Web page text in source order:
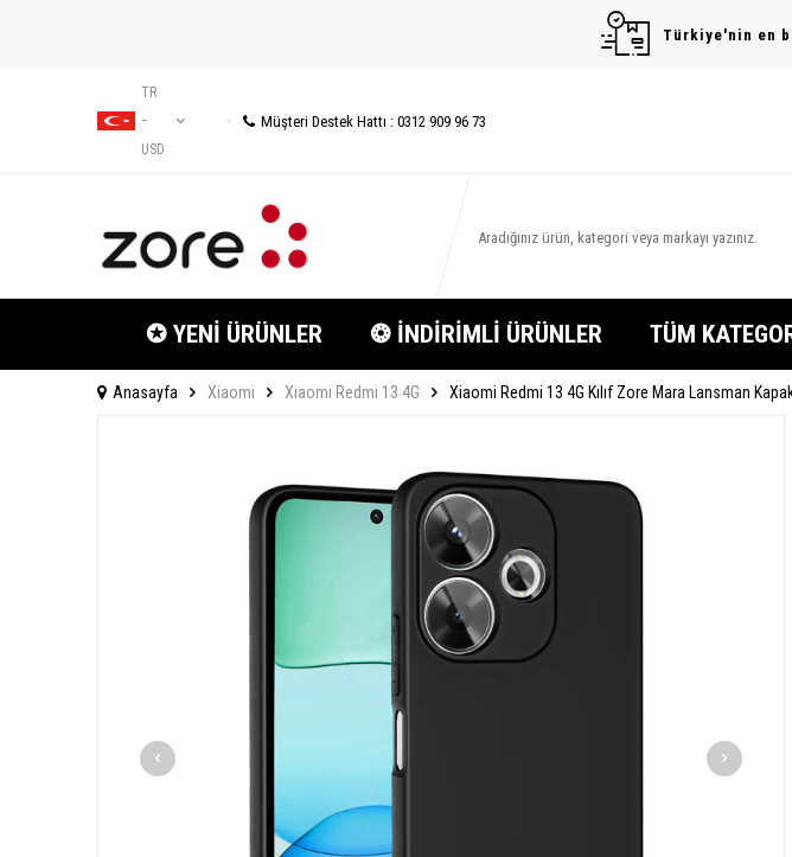
Türkiye'nin en
TR
−
USD
Müşteri Destek Hattı : 0312 909 96 73
✪ YENİ ÜRÜNLER ❂ İNDİRİMLİ ÜRÜNLER TÜM
Anasayfa Xiaomi Xiaomi Redmi 13 4G Xiaomi Redmi 13 4G Kılıf Zore Mara Lansman